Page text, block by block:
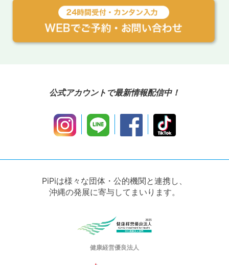
公式アカウントで最新情報配信中！
PiPiは様々な団体・公的機関と連携し、
沖縄の発展に寄与してまいります。
健康経営優良法人